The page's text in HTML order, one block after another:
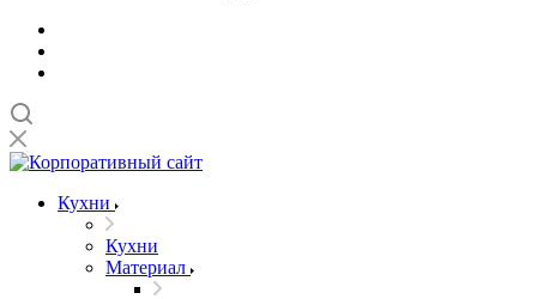
Кухни
Кухни
Материал